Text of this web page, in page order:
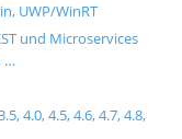
UWP/WinRT
und Microservices
…
4.0, 4.5, 4.6, 4.7, 4.8,